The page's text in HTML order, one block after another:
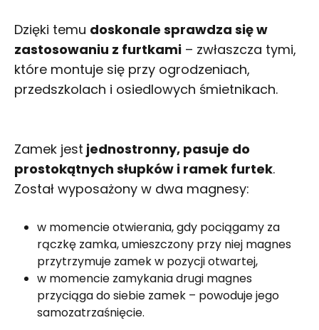
Dzięki temu doskonale sprawdza się w
zastosowaniu z furtkami – zwłaszcza tymi,
które montuje się przy ogrodzeniach,
przedszkolach i osiedlowych śmietnikach.
Zamek jest jednostronny, pasuje do
prostokątnych słupków i ramek furtek.
Został wyposażony w dwa magnesy:
w momencie otwierania, gdy pociągamy za
rączkę zamka, umieszczony przy niej magnes
przytrzymuje zamek w pozycji otwartej,
w momencie zamykania drugi magnes
przyciąga do siebie zamek – powoduje jego
samozatrzaśnięcie.